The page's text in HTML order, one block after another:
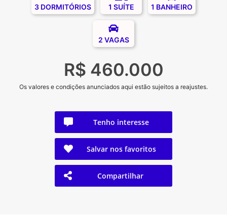
3 DORMITÓRIOS 1 SUÍTE 1 BANHEIRO
2 VAGAS
R$ 460.000
Os valores e condições anunciados aqui estão sujeitos a reajustes.
Tenho interesse
Salvar nos favoritos
Compartilhar